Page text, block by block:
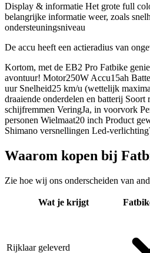
Display & informatie Het grote full
belangrijke informatie weer, zoals
ondersteuningsniveau
De accu heeft een actieradius van
Kortom, met de EB2 Pro Fatbike
avontuur! Motor250W Accu15ah
uur Snelheid25 km/u (wettelijk
draaiende onderdelen en batterij Soort
schijfremmen VeringJa, in voorvork
personen Wielmaat20 inch Product
Shimano versnellingen Led-
Waarom kopen bij
Zie hoe wij ons onderscheiden van
Wat je krijgt
Rijklaar geleverd